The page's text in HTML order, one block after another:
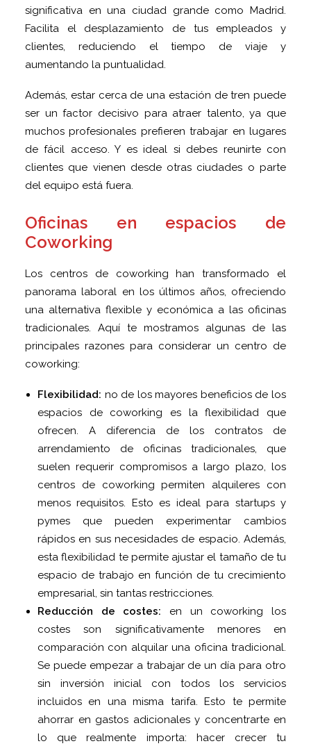
significativa en una ciudad grande como Madrid.
Facilita el desplazamiento de tus empleados y
clientes, reduciendo el tiempo de viaje y
aumentando la puntualidad.
Además, estar cerca de una estación de tren puede
ser un factor decisivo para atraer talento, ya que
muchos profesionales prefieren trabajar en lugares
de fácil acceso. Y es ideal si debes reunirte con
clientes que vienen desde otras ciudades o parte
del equipo está fuera.
Oficinas en espacios de
Coworking
Los centros de coworking han transformado el
panorama laboral en los últimos años, ofreciendo
una alternativa flexible y económica a las oficinas
tradicionales. Aquí te mostramos algunas de las
principales razones para considerar un centro de
coworking:
Flexibilidad: no de los mayores beneficios de los
espacios de coworking es la flexibilidad que
ofrecen. A diferencia de los contratos de
arrendamiento de oficinas tradicionales, que
suelen requerir compromisos a largo plazo, los
centros de coworking permiten alquileres con
menos requisitos. Esto es ideal para startups y
pymes que pueden experimentar cambios
rápidos en sus necesidades de espacio. Además,
esta flexibilidad te permite ajustar el tamaño de tu
espacio de trabajo en función de tu crecimiento
empresarial, sin tantas restricciones.
Reducción de costes: en un coworking los
costes son significativamente menores en
comparación con alquilar una oficina tradicional.
Se puede empezar a trabajar de un día para otro
sin inversión inicial con todos los servicios
incluidos en una misma tarifa. Esto te permite
ahorrar en gastos adicionales y concentrarte en
lo que realmente importa: hacer crecer tu